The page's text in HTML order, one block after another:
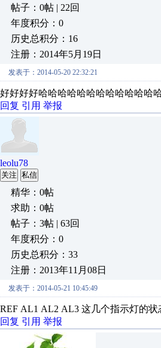
帖子：0帖 | 22回
年度积分：0
历史总积分：16
注册：2014年5月19日
发表于：2014-05-20 22:32:21
好好好好哈哈哈哈哈哈哈哈哈哈哈哈
回复 引用 举报
leolu78
关注 私信
精华：0帖
求助：0帖
帖子：3帖 | 63回
年度积分：0
历史总积分：33
注册：2013年11月08日
发表于：2014-05-21 10:45:49
REF AL1 AL2 AL3 这几个指示灯的
回复 引用 举报